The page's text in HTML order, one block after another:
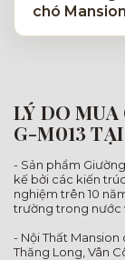
chó
LÝ DO MUA
G-M013
- Sản phẩm
kế bởi các kiến
nghiệm trên 10
trường trong nước
- Nội Thất
Thăng Long, Vân